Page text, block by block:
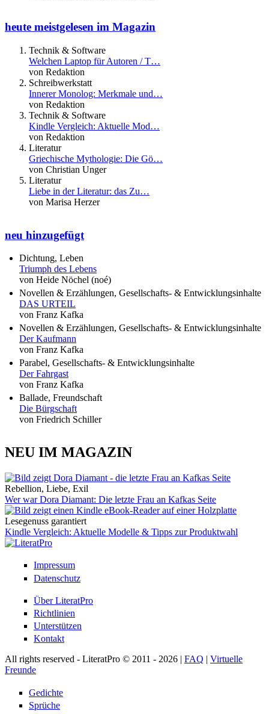
heute meistgelesen im Magazin
Technik & Software
Welchen Laptop für Autoren / T…
von Redaktion
Schreibwerkstatt
Innerer Monolog: Merkmale und…
von Redaktion
Technik & Software
Kindle Vergleich: Aktuelle Mod…
von Redaktion
Literatur
Griechische Mythologie: Die Gö…
von Christian Unger
Literatur
Liebe in der Literatur: das Zu…
von Marisa Herzer
neu hinzugefügt
Dichtung, Leben
Triumph des Lebens
von Heide Nöchel (noé)
Novellen & Erzählungen, Gesellschafts- & Entwicklungsinhalte
DAS URTEIL
von Franz Kafka
Novellen & Erzählungen, Gesellschafts- & Entwicklungsinhalte
Der Kaufmann
von Franz Kafka
Parabel, Gesellschafts- & Entwicklungsinhalte
Der Fahrgast
von Franz Kafka
Ballade, Freundschaft
Die Bürgschaft
von Friedrich Schiller
NEU IM MAGAZIN
Rebellion, Liebe, Exil
Wer war Dora Diamant: Die letzte Frau an Kafkas Seite
Lesegenuss garantiert
Kindle Vergleich: Aktuelle Modelle & Tipps zur Produktwahl
Impressum
Datenschutz
Über LiteratPro
Richtlinien
Unterstützen
Kontakt
All rights reserved - LiteratPro © 2011 - 2026 | FAQ | Virtuelle
Freunde
Gedichte
Sprüche